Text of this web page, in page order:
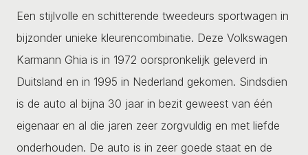
Een stijlvolle en schitterende tweedeurs sportwagen in
bijzonder unieke kleurencombinatie. Deze Volkswagen
Karmann Ghia is in 1972 oorspronkelijk geleverd in
Duitsland en in 1995 in Nederland gekomen. Sindsdien
is de auto al bijna 30 jaar in bezit geweest van één
eigenaar en al die jaren zeer zorgvuldig en met liefde
onderhouden. De auto is in zeer goede staat en de